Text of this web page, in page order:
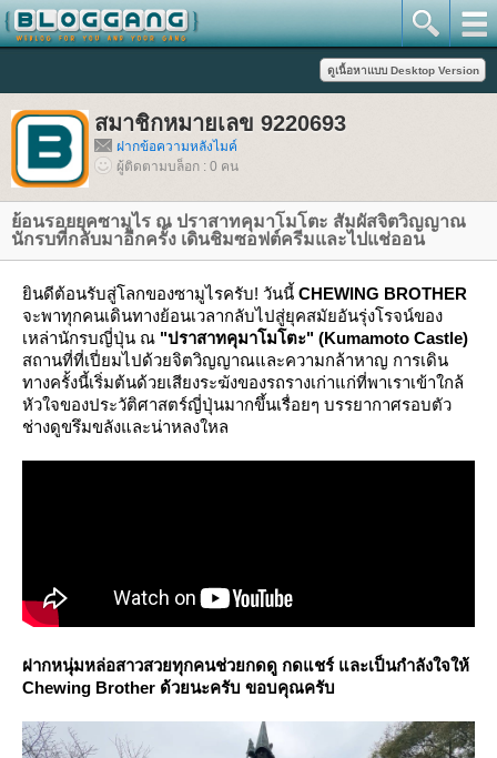
สมาชิกหมายเลข 9220693
ฝากข้อความหลังไมค์
ผู้ติดตามบล็อก : 0 คน
้อนรอยยุคซามูไร ณ ปราสาทคุมาโมโตะ สัมผัสจิตวิญญาณ
นักรบที่กลับมาอีกครั้ง เดินชิมซอฟต์ครีมและไปแช่ออน
ินดีต้อนรับสู่โลกของซามูไรครับ! วันนี้ CHEWING BROTHER
จะพาทุกคนเดินทางย้อนเวลากลับไปสู่ยุคสมัยอันรุ่งโรจน์ของ
เหล่านักรบญี่ปุ่น ณ "ปราสาทคุมาโมโตะ" (Kumamoto Castle)
สถานที่ที่เปี่ยมไปด้วยจิตวิญญาณและความกล้าหาญ การเดิน
ทางครั้งนี้เริ่มต้นด้วยเสียงระฆังของรถรางเก่าแก่ที่พาเราเข้าใกล้
หัวใจของประวัติศาสตร์ญี่ปุ่นมากขึ้นเรื่อยๆ บรรยากาศรอบตัว
ช่างดูขรึมขลังและน่าหลงใหล
ฝากหนุ่มหล่อสาวสวยทุกคนช่วยกดดู กดแชร์ และเป็นกำลังใจให้
Chewing Brother ด้วยนะครับ ขอบคุณครับ